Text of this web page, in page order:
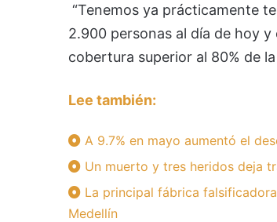
“Tenemos ya prácticamente
2.900 personas al día de hoy
cobertura superior al 80% de
Lee también:
A 9.7% en mayo aumentó el
Un muerto y tres heridos deja
La principal fábrica
Medellín